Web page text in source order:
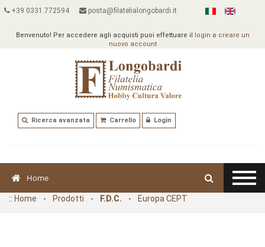
+39 0331.772594 posta@filatelialongobardi.it
Benvenuto! Per accedere agli acquisti puoi effettuare il login o creare un
nuovo account
Ricerca avanzata Carrello Login
Home
:: Home - Prodotti - F.D.C. - Europa CEPT